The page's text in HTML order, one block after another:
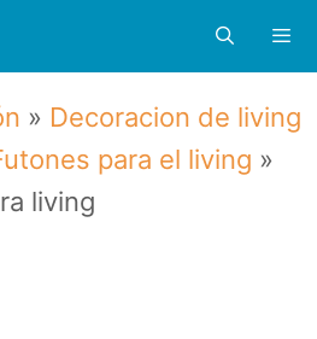
Menú
» Decoracion de living
para el living »
living